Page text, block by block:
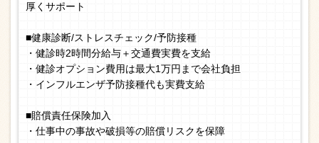
厚くサポート
■健康診断/ストレスチェック/予防接種
・健診時2時間分給与＋交通費実費を支給
・健診オプション費用は最大1万円まで会社負担
・インフルエンザ予防接種代も実費支給
■賠償責任保険加入
・仕事中の事故や破損等の賠償リスクを保障